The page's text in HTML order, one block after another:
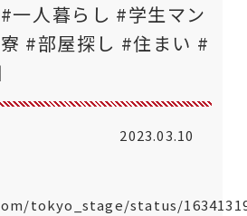
一人暮らし #学生マン
#部屋探し #住まい #
2023.03.10
tokyo_stage/status/